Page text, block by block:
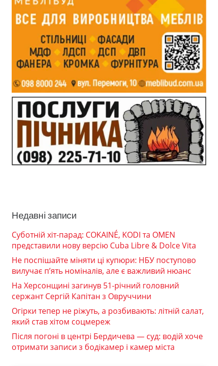
Недавні записи
Суботній хіт-парад: COKAINÉ, KODI та OMEN
представили нову версію Cuba Libre & Dolce Vita
Не поспішайте міняти ці купюри: НБУ поступово
вилучає п’ять номіналів, але є важливий нюанс
На Херсонщині загинув 51-річний головний
сержант Сергій Капітан з Овруччини
Огірки тепер не ріжуть, а розбивають: літній салат,
який став хітом соцмереж
Після погоні в центрі Бердичева — суд: водій хоче
отримати записи з бодікамер і камер міста